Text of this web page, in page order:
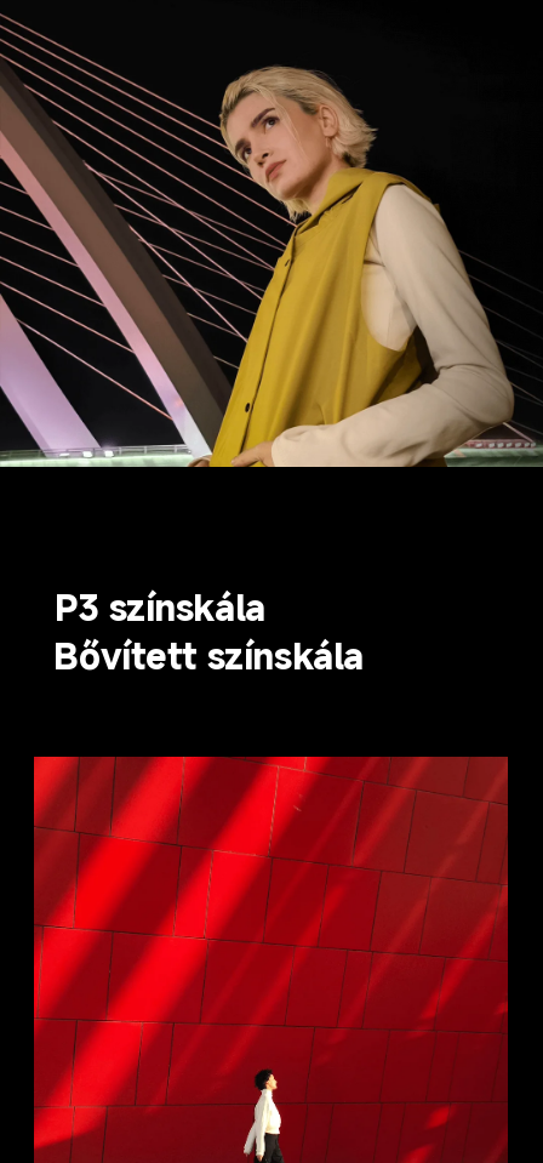
P3 színskála
Bővített színskála